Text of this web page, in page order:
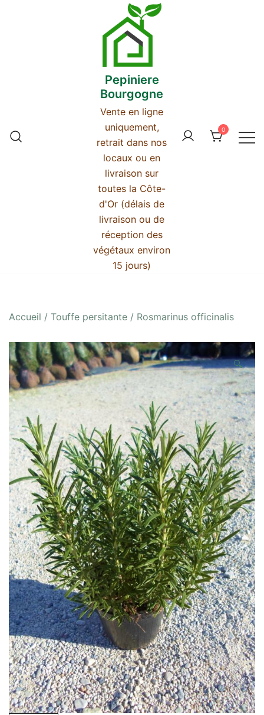
Pepiniere
Bourgogne
Vente en ligne
uniquement,
retrait dans nos
locaux ou en
livraison sur
toutes la Côte-
d'Or (délais de
livraison ou de
réception des
végétaux environ
15 jours)
0
Accueil / Touffe persitante / Rosmarinus officinalis
🔍